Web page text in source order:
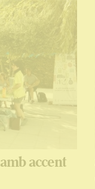
accent